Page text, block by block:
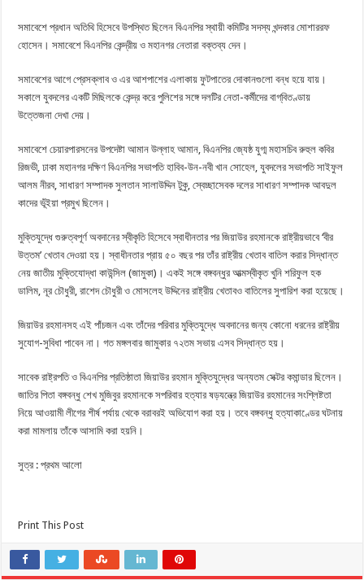
সমাবেশে প্রধান অতিথি হিসেবে উপস্থিত ছিলেন বিএনপির স্থায়ী কমিটির সদস্য খন্দকার মোশাররফ
হোসেন। সমাবেশে বিএনপির কেন্দ্রীয় ও মহানগর নেতারা বক্তব্য দেন।
সমাবেশের আগে প্রেসক্লাব ও এর আশপাশের এলাকায় ফুটপাতের দোকানগুলো বন্ধ হয়ে যায়।
সকালে যুবদলের একটি মিছিলকে কেন্দ্র করে পুলিশের সঙ্গে দলটির নেতা-কর্মীদের বাগ্‌বিতণ্ডায়
উত্তেজনা দেখা দেয়।
সমাবেশে চেয়ারপারসনের উপদেষ্টা আমান উল্লাহ আমান, বিএনপির জ্যেষ্ঠ যুগ্ম মহাসচিব রুহুল কবির
রিজভী, ঢাকা মহানগর দক্ষিণ বিএনপির সভাপতি হাবিব-উন-নবী খান সোহেল, যুবদলের সভাপতি সাইফুল
আলম নীরব, সাধারণ সম্পাদক সুলতান সালাউদ্দিন টুকু, স্বেচ্ছাসেবক দলের সাধারণ সম্পাদক আবদুল
কাদের ভূঁইয়া প্রমুখ ছিলেন।
মুক্তিযুদ্ধে গুরুত্বপূর্ণ অবদানের স্বীকৃতি হিসেবে স্বাধীনতার পর জিয়াউর রহমানকে রাষ্ট্রীয়ভাবে ‘বীর
উত্তম’ খেতাব দেওয়া হয়। স্বাধীনতার প্রায় ৫০ বছর পর তাঁর রাষ্ট্রীয় খেতাব বাতিল করার সিদ্ধান্ত
নেয় জাতীয় মুক্তিযোদ্ধা কাউন্সিল (জামুকা)। একই সঙ্গে বঙ্গবন্ধুর আত্মস্বীকৃত খুনি শরিফুল হক
ডালিম, নূর চৌধুরী, রাশেদ চৌধুরী ও মোসলেহ উদ্দিনের রাষ্ট্রীয় খেতাবও বাতিলের সুপারিশ করা হয়েছে।
জিয়াউর রহমানসহ এই পাঁচজন এবং তাঁদের পরিবার মুক্তিযুদ্ধে অবদানের জন্য কোনো ধরনের রাষ্ট্রীয়
সুযোগ-সুবিধা পাবেন না। গত মঙ্গলবার জামুকার ৭২তম সভায় এসব সিদ্ধান্ত হয়।
সাবেক রাষ্ট্রপতি ও বিএনপির প্রতিষ্ঠাতা জিয়াউর রহমান মুক্তিযুদ্ধের অন্যতম সেক্টর কমান্ডার ছিলেন।
জাতির পিতা বঙ্গবন্ধু শেখ মুজিবুর রহমানকে সপরিবার হত্যার ষড়যন্ত্রে জিয়াউর রহমানের সংশ্লিষ্টতা
নিয়ে আওয়ামী লীগের শীর্ষ পর্যায় থেকে বরাবরই অভিযোগ করা হয়। তবে বঙ্গবন্ধু হত্যাকাণ্ডের ঘটনায়
করা মামলায় তাঁকে আসামি করা হয়নি।
সুত্র : প্রথম আলো
Print This Post